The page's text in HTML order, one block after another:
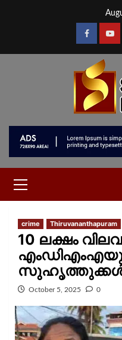
crime Thiruvananthapuram
10 ലക്ഷം
സുഹൃത്തുക്കൾ
October 5, 2025 0